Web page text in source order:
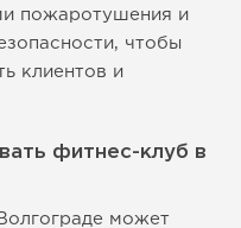
пожаротушения и
чтобы
клиентов и
фитнес-клуб в
может